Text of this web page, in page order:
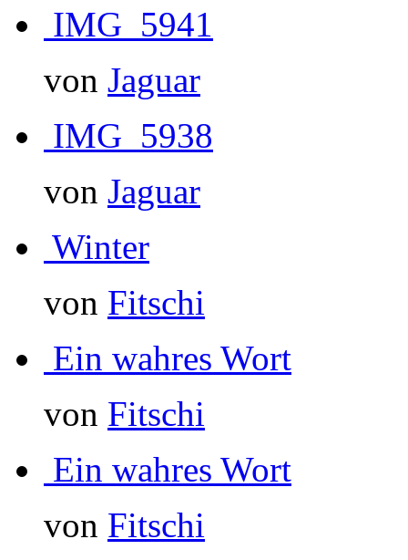
IMG_5941
von Jaguar
IMG_5938
von Jaguar
Winter
von Fitschi
Ein wahres Wort
von Fitschi
Ein wahres Wort
von Fitschi